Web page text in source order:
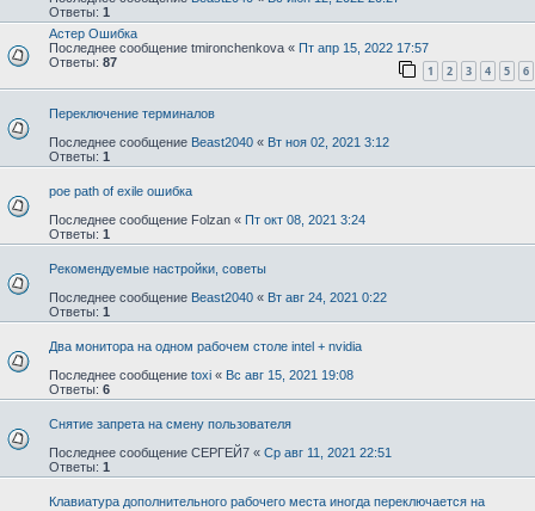
Ответы: 1
Астер Ошибка
Последнее сообщение tmironchenkova « Пт апр 15, 2022 17:57
Ответы: 87
1 2 3 4 5 6
Переключение терминалов
Последнее сообщение Beast2040 « Вт ноя 02, 2021 3:12
Ответы: 1
poe path of exile ошибка
Последнее сообщение Folzan « Пт окт 08, 2021 3:24
Ответы: 1
Рекомендуемые настройки, советы
Последнее сообщение Beast2040 « Вт авг 24, 2021 0:22
Ответы: 1
Два монитора на одном рабочем столе intel + nvidia
Последнее сообщение toxi « Вс авг 15, 2021 19:08
Ответы: 6
Снятие запрета на смену пользователя
Последнее сообщение СЕРГЕЙ7 « Ср авг 11, 2021 22:51
Ответы: 1
Клавиатура дополнительного рабочего места иногда переключается на